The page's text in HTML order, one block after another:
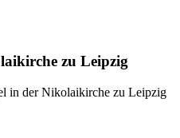
zu Leipzig
in der Nikolaikirche zu Leipzig